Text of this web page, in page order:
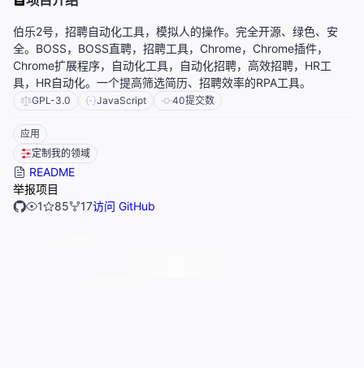
伯乐2号，招聘自动化工具，模拟人的操作。完全开源、绿色、安
全。BOSS，BOSS直聘，招聘工具，Chrome，Chrome插件，
Chrome扩展程序，自动化工具，自动化招聘，高效招聘，HR工
具，HR自动化。一个提高筛选简历、招聘效率的RPA工具。
GPL-3.0 JavaScript 40提交数
应用
定制我的领域
README
举报项目
1
85 17访问 GitHub